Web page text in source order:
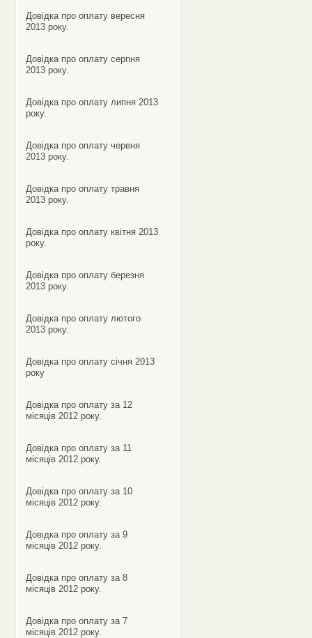
Довідка про оплату вересня
2013 року.
Довідка про оплату серпня
2013 року.
Довідка про оплату липня 2013
року.
Довідка про оплату червня
2013 року.
Довідка про оплату травня
2013 року.
Довідка про оплату квітня 2013
року.
Довідка про оплату березня
2013 року.
Довідка про оплату лютого
2013 року.
Довідка про оплату січня 2013
року
Довідка про оплату за 12
місяців 2012 року.
Довідка про оплату за 11
місяців 2012 року.
Довідка про оплату за 10
місяців 2012 року.
Довідка про оплату за 9
місяців 2012 року.
Довідка про оплату за 8
місяців 2012 року.
Довідка про оплату за 7
місяців 2012 року.